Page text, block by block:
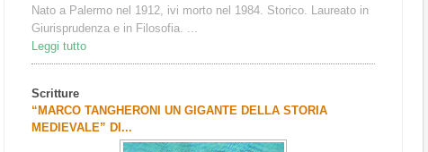
Nato a Palermo nel 1912, ivi morto nel 1984. Storico. Laureato in
Giurisprudenza e in Filosofia. ...
Leggi tutto
Scritture
“MARCO TANGHERONI UN GIGANTE DELLA STORIA
MEDIEVALE” DI...